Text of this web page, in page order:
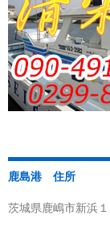
鹿島港 住所
茨城県鹿嶋市新浜１